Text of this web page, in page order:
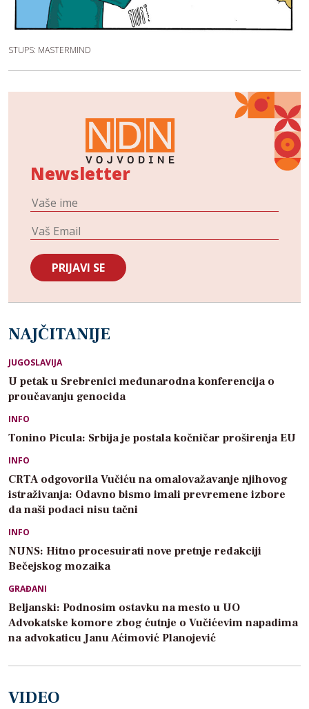
STUPS: MASTERMIND
Newsletter
NAJČITANIJE
JUGOSLAVIJA
U petak u Srebrenici međunarodna konferencija o
proučavanju genocida
INFO
Tonino Picula: Srbija je postala kočničar proširenja EU
INFO
CRTA odgovorila Vučiću na omalovažavanje njihovog
istraživanja: Odavno bismo imali prevremene izbore
da naši podaci nisu tačni
INFO
NUNS: Hitno procesuirati nove pretnje redakciji
Bečejskog mozaika
GRAĐANI
Beljanski: Podnosim ostavku na mesto u UO
Advokatske komore zbog ćutnje o Vučićevim napadima
na advokaticu Janu Aćimović Planojević
VIDEO